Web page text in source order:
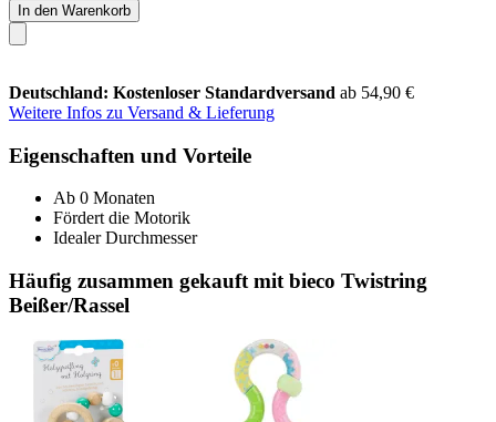
In den Warenkorb
Deutschland: Kostenloser Standardversand ab 54,90 €
Weitere Infos zu Versand & Lieferung
Eigenschaften und Vorteile
Ab 0 Monaten
Fördert die Motorik
Idealer Durchmesser
Häufig zusammen gekauft mit bieco Twistring
Beißer/Rassel